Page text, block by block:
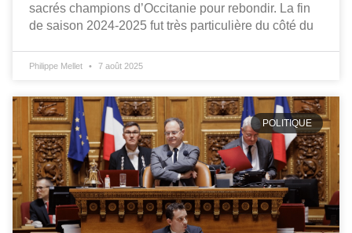
sacrés champions d’Occitanie pour rebondir. La fin
de saison 2024-2025 fut très particulière du côté du
Philippe Mellet 7 août 2025
POLITIQUE